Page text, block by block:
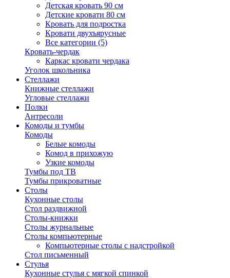
Детская кровать 90 см
Детские кровати 80 см
Кровать для подростка
Кровати двухъярусные
Все категории (5)
Кровать-чердак
Каркас кровати чердака
Уголок школьника
Стеллажи
Книжные стеллажи
Угловые стеллажи
Полки
Антресоли
Комоды и тумбы
Комоды
Белые комоды
Комод в прихожую
Узкие комоды
Тумбы под ТВ
Тумбы прикроватные
Столы
Кухонные столы
Стол раздвижной
Столы-книжки
Столы журнальные
Столы компьютерные
Компьютерные столы с надстройкой
Стол письменный
Стулья
Кухонные стулья с мягкой спинкой